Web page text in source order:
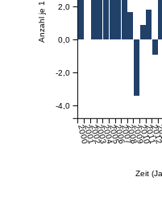
Zeit
200020012002200320042005200620072008200920102011
-4,0
-2,0
0,0
2,0